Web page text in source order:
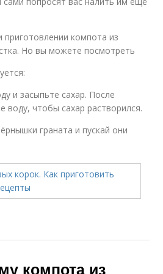
приготовлении компота из
Но вы можете посмотреть
и засыпьте сахар. После
воду, чтобы сахар растворился.
граната и пускай они
компота из